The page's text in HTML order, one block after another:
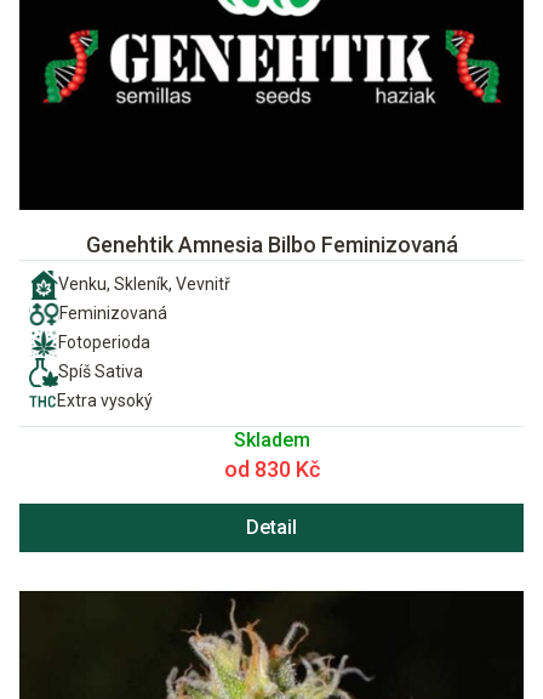
Genehtik Amnesia Bilbo Feminizovaná
Venku, Skleník, Vevnitř
Feminizovaná
Fotoperioda
Spíš Sativa
Extra vysoký
Skladem
od 830 Kč
Detail